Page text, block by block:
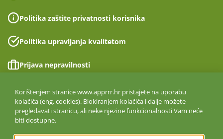
Politika zaštite privatnosti korisnika
Politika upravljanja kvalitetom
Prijava nepravilnosti
Izjava o pristupačnosti
Politika informacijske sigurnosti
ISO 27001:2022
Korištenjem stranice www.apprrr.hr pristajete na uporabu
kolačića (eng. cookies). Blokiranjem kolačića i dalje možete
pregledavati stranicu, ali neke njezine funkcionalnosti Vam neće
biti dostupne.